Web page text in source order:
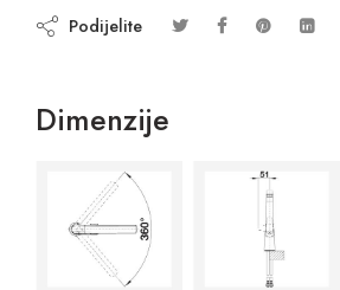
Podijelite
Dimenzije